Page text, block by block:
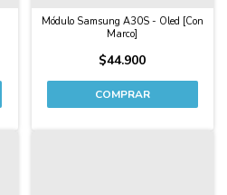
Módulo Samsung A30S - Oled [Con
Marco]
$44.900